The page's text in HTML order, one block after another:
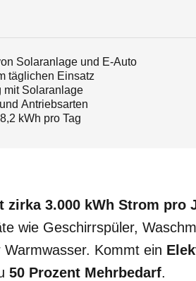
Solaranlage und E-Auto
täglichen Einsatz
mit Solaranlage
Antriebsarten
kWh pro Tag
zirka 3.000 kWh Strom pro
wie Geschirrspüler,
Kommt ein
50 Prozent Mehrbedarf.